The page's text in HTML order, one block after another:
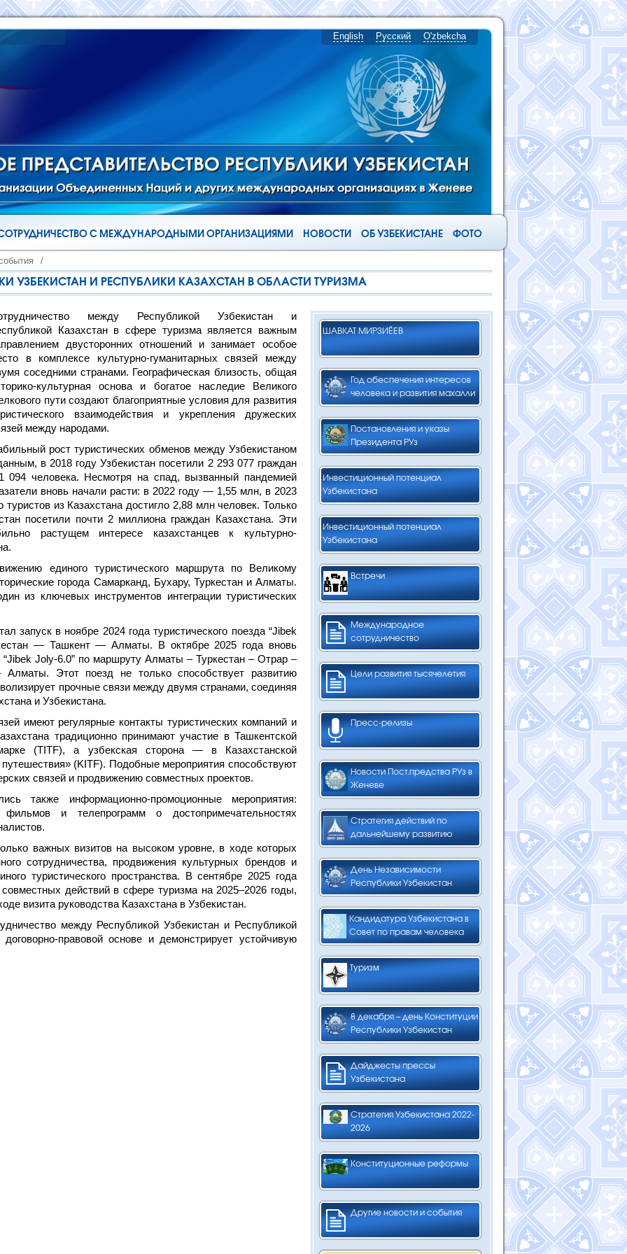
English Русский O'zbekcha
С МЕЖДУНАРОДНЫМИ ОРГАНИЗАЦИЯМИ НОВОСТИ ОБ УЗБЕКИСТАНЕ ФОТО
/
УЗБЕКИСТАН И РЕСПУБЛИКИ КАЗАХСТАН В ОБЛАСТИ ТУРИЗМА
ШАВКАТ МИРЗИЁЕВ
Год обеспечения интересов
человека и развития махалли
Постановления и указы
Президента РУз
Инвестиционный потенциал
Узбекистана
Инвестиционный потенциал
Узбекистана
Встречи
Международное
сотрудничество
Цели развития тысячелетия
Пресс-релизы
Новости Пост.предства РУз в
Женеве
Стратегия действий по
дальнейшему развитию
День Независимости
Республики Узбекистан
Кандидатура Узбекистана в
Совет по правам человека
Туризм
8 декабря – день Конституции
Республики Узбекистан
Дайджесты прессы
Узбекистана
Стратегия Узбекистана 2022-
2026
Конституционные реформы
Другие новости и события
между Республикой Узбекистан и
Казахстан в сфере туризма является важным
двусторонних отношений и занимает особое
в комплексе культурно-гуманитарных связей между
соседними странами. Географическая близость, общая
культурная основа и богатое наследие Великого
пути создают благоприятные условия для развития
взаимодействия и укрепления дружеских
между народами.
рост туристических обменов между Узбекистаном
в 2018 году Узбекистан посетили 2 293 077 граждан
человека. Несмотря на спад, вызванный пандемией
вновь начали расти: в 2022 году — 1,55 млн, в 2023
из Казахстана достигло 2,88 млн человек. Только
посетили почти 2 миллиона граждан Казахстана. Эти
растущем интересе казахстанцев к культурно-
единого туристического маршрута по Великому
города Самарканд, Бухару, Туркестан и Алматы.
из ключевых инструментов интеграции туристических
запуск в ноябре 2024 года туристического поезда “Jibek
— Ташкент — Алматы. В октябре 2025 года вновь
“Jibek Joly-6.0” по маршруту Алматы – Туркестан – Отрар –
Этот поезд не только способствует развитию
прочные связи между двумя странами, соединяя
и Узбекистана.
имеют регулярные контакты туристических компаний и
традиционно принимают участие в Ташкентской
(TITF), а узбекская сторона — в Казахстанской
(KITF). Подобные мероприятия способствуют
связей и продвижению совместных проектов.
также информационно-промоционные мероприятия:
и телепрограмм о достопримечательностях
важных визитов на высоком уровне, в ходе которых
сотрудничества, продвижения культурных брендов и
туристического пространства. В сентябре 2025 года
действий в сфере туризма на 2025–2026 годы,
визита руководства Казахстана в Узбекистан.
между Республикой Узбекистан и Республикой
правовой основе и демонстрирует устойчивую